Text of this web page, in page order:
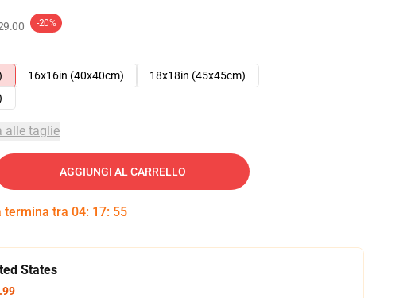
-20%
16x16in (40x40cm)
18x18in (45x45cm)
alle taglie
AGGIUNGI AL CARRELLO
termina tra 04: 17: 54
States